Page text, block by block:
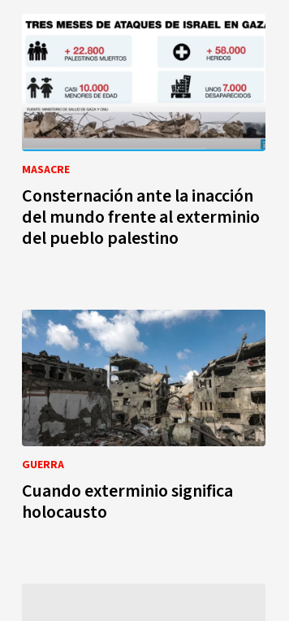
MASACRE
Consternación ante la inacción
del mundo frente al exterminio
del pueblo palestino
GUERRA
Cuando exterminio significa
holocausto